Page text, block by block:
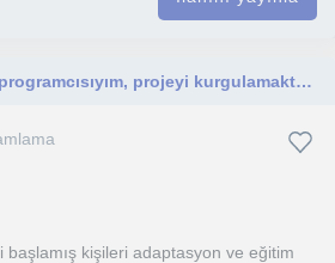
İleri derece bilgisayar programcısıyım, projeyi kurgulamaktan yayınlamaya kadar her şeyi öğretebilir, tecrübelerimi aktarabilirim.
başlamış kişileri adaptasyon ve eğitim